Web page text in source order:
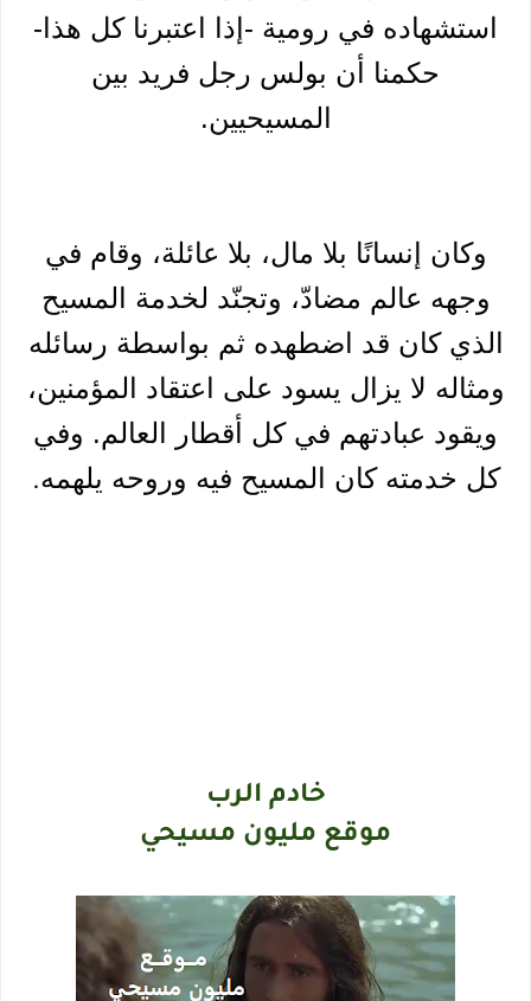
استشهاده في رومية -إذا اعتبرنا كل هذا-
حكمنا أن بولس رجل فريد بين
المسيحيين.
وكان إنسانًا بلا مال، بلا عائلة، وقام في
وجهه عالم مضادّ، وتجنّد لخدمة المسيح
الذي كان قد اضطهده ثم بواسطة رسائله
ومثاله لا يزال يسود على اعتقاد المؤمنين،
ويقود عبادتهم في كل أقطار العالم. وفي
كل خدمته كان المسيح فيه وروحه يلهمه.
خادم الرب
موقع مليون مسيحي